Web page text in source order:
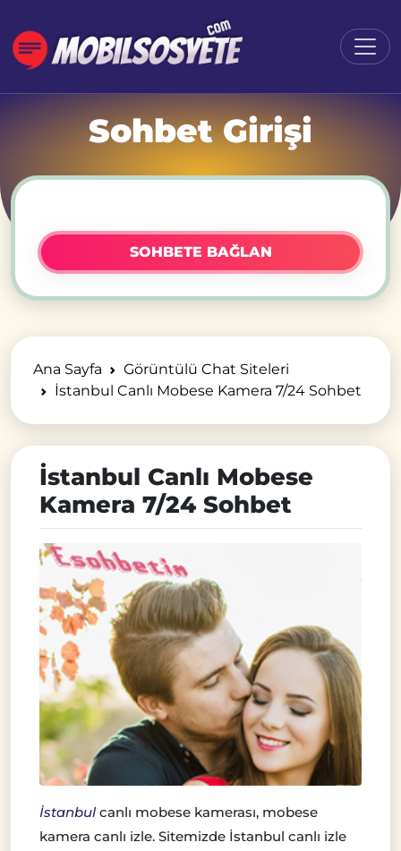
Sohbet Girişi
SOHBETE BAĞLAN
Ana Sayfa
Görüntülü Chat Siteleri
İstanbul Canlı Mobese Kamera 7/24 Sohbet
İstanbul Canlı Mobese
Kamera 7/24 Sohbet
İstanbul canlı mobese kamerası, mobese
kamera canlı izle. Sitemizde İstanbul canlı izle